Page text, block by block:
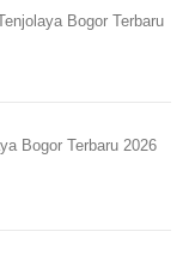
Bogor Terbaru
Bogor Terbaru 2026